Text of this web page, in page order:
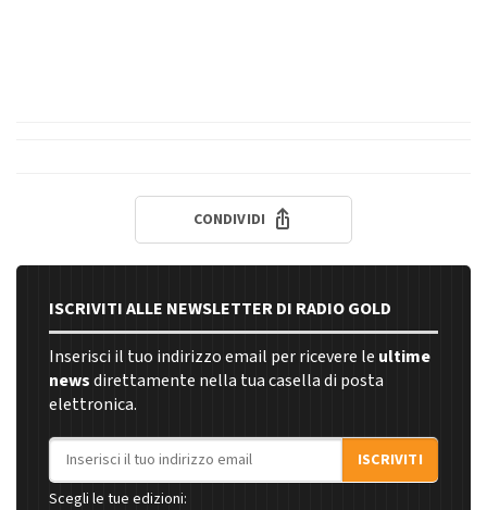
CONDIVIDI
ISCRIVITI ALLE NEWSLETTER DI RADIO GOLD
Inserisci il tuo indirizzo email per ricevere le ultime
newsdirettamente nella tua casella di posta
elettronica.
Indirizzo email
ISCRIVITI
Scegli le tue edizioni: